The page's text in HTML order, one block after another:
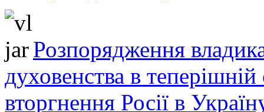
Розпорядження
духовенства в теперішній
вторгнення Росії в